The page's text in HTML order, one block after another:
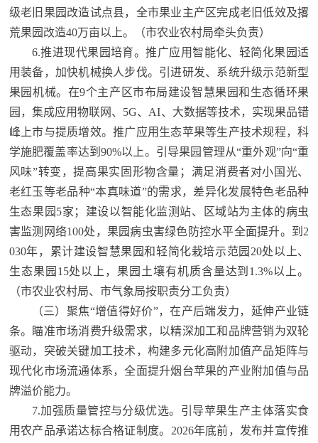
级老旧果园改造试点县，全市果业主产区完成老旧低效及撂
荒果园改造40万亩以上。
（市农业农村局牵头负责）
6.推进现代果园培育。推广应用智能化、轻简化果园适
用装备，加快机械换人步伐。引进研发、系统升级示范新型
果园机械。在9个主产区市布局建设智慧果园和生态循环果
园，集成应用物联网、5G、AI、大数据等技术，实现果品错
峰上市与提质增效。推广应用生态苹果等生产技术规程，科
学施肥覆盖率达到90%以上。引导果园管理从“重外观”向“重
风味”转变，提高果实固形物含量；满足消费者对小国光、
老红玉等老品种“本真味道”的需求，差异化发展特色老品种
生态果园5家；建设以智能化监测站、区域站为主体的病虫
害监测网络100处，果园病虫害绿色防控水平全面提升。到2
030年，累计建设智慧果园和轻简化栽培示范园20处以上、
生态果园15处以上，果园土壤有机质含量达到1.3%以上。
（市农业农村局、市气象局按职责分工负责）
（三）聚焦“增值得好价”，在产后端发力，延伸产业链
条。瞄准市场消费升级需求，以精深加工和品牌营销为双轮
驱动，突破关键加工技术，构建多元化高附加值产品矩阵与
现代化市场流通体系，全面提升烟台苹果的产业附加值与品
牌溢价能力。
7.加强质量管控与分级优选。引导苹果生产主体落实食
用农产品承诺达标合格证制度。2026年底前，发布并宣传推